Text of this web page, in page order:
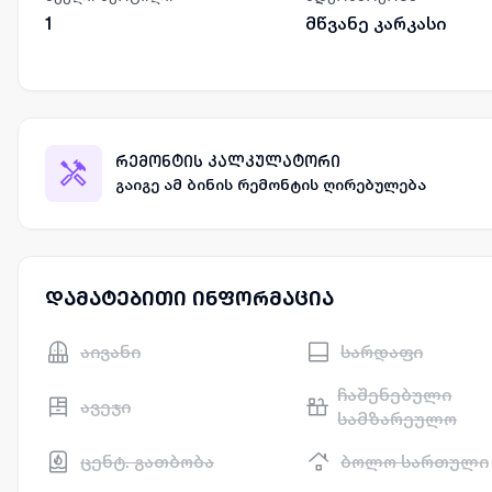
1 მწვანე კარკასი
რემონტის კალკულატორი
გაიგე ამ ბინის რემონტის ღირებულება
დამატებითი ინფორმაცია
აივანი სარდაფი
ავეჯი
ჩაშენებული
სამზარეულო
ცენტ. გათბობა ბოლო სართული